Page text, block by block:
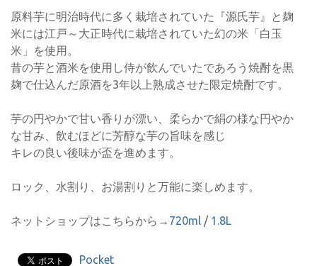
原料芋に明治時代に多く栽培されていた『源氏芋』と麹
米には江戸～大正時代に栽培されていた幻の米「白玉
米」を使用。
昔の芋と酒米を使用し侍が飲んでいたであろう焼酎を黒
麹で仕込んだ原酒を3年以上熟成させた限定焼酎です。
芋の円やかで甘い香りが漂い、柔らかで絹の様な円やか
な甘み、飲むほどに芳醇な芋の旨味を感じ
キレの良い後味が盃を進めます。
ロック、水割り、お湯割りと万能に楽しめます。
ネットショップはこちらから→ 720ml / 1.8L
Pocket